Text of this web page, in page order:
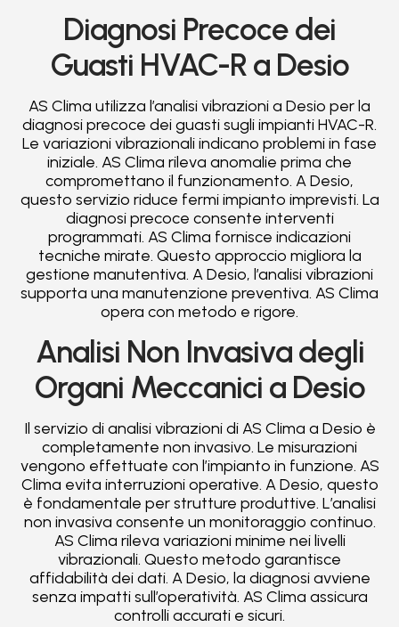
Diagnosi Precoce dei
Guasti HVAC-R a Desio
AS Clima utilizza l’analisi vibrazioni a Desio per la
diagnosi precoce dei guasti sugli impianti HVAC-R.
Le variazioni vibrazionali indicano problemi in fase
iniziale. AS Clima rileva anomalie prima che
compromettano il funzionamento. A Desio,
questo servizio riduce fermi impianto imprevisti. La
diagnosi precoce consente interventi
programmati. AS Clima fornisce indicazioni
tecniche mirate. Questo approccio migliora la
gestione manutentiva. A Desio, l’analisi vibrazioni
supporta una manutenzione preventiva. AS Clima
opera con metodo e rigore.
Analisi Non Invasiva degli
Organi Meccanici a Desio
Il servizio di analisi vibrazioni di AS Clima a Desio è
completamente non invasivo. Le misurazioni
vengono effettuate con l’impianto in funzione. AS
Clima evita interruzioni operative. A Desio, questo
è fondamentale per strutture produttive. L’analisi
non invasiva consente un monitoraggio continuo.
AS Clima rileva variazioni minime nei livelli
vibrazionali. Questo metodo garantisce
affidabilità dei dati. A Desio, la diagnosi avviene
senza impatti sull’operatività. AS Clima assicura
controlli accurati e sicuri.